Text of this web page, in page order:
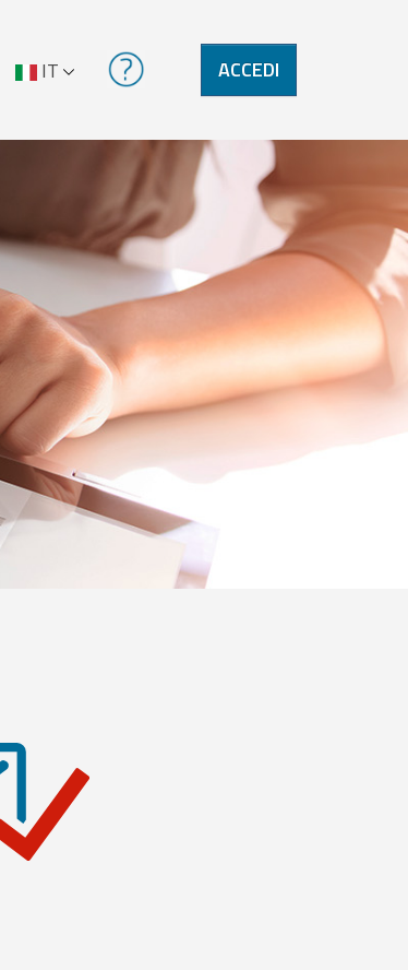
IT ACCEDI